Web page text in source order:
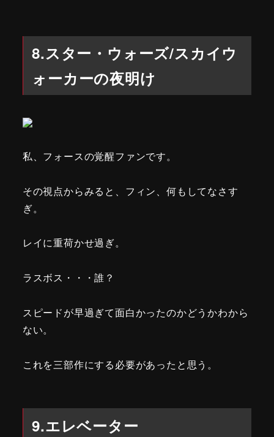
8.スター・ウォーズ/スカイウ
ォーカーの夜明け
私、フォースの覚醒ファンです。
その視点からみると、フィン、何もしてなさす
ぎ。
レイに重荷かせ過ぎ。
ラスボス・・・誰？
スピードが早過ぎて面白かったのかどうかわから
ない。
これを三部作にする必要があったと思う。
9.エレベーター